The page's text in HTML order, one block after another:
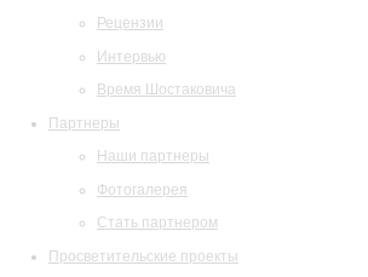
Рецензии
Интервью
Время Шостаковича
Партнеры
Наши партнеры
Фотогалерея
Стать партнером
Просветительские проекты